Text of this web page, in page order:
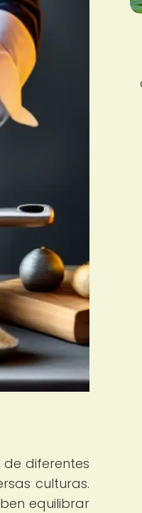
diferentes
culturas.
equilibrar